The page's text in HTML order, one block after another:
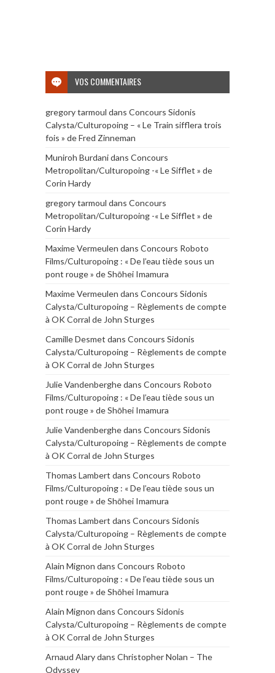
VOS COMMENTAIRES
gregory tarmoul dans Concours Sidonis
Calysta/Culturopoing – « Le Train sifflera trois
fois » de Fred Zinneman
Muniroh Burdanidans Concours
Metropolitan/Culturopoing -« Le Sifflet » de
Corin Hardy
gregory tarmoul dans Concours
Metropolitan/Culturopoing -« Le Sifflet » de
Corin Hardy
Maxime Vermeulen dans Concours Roboto
Films/Culturopoing : « De l’eau tiède sous un
pont rouge » de Shōhei Imamura
Maxime Vermeulen dans Concours Sidonis
Calysta/Culturopoing – Règlements de compte
à OK Corral de John Sturges
Camille Desmet dans Concours Sidonis
Calysta/Culturopoing – Règlements de compte
à OK Corral de John Sturges
Julie Vandenberghedans Concours Roboto
Films/Culturopoing : « De l’eau tiède sous un
pont rouge » de Shōhei Imamura
Julie Vandenberghedans Concours Sidonis
Calysta/Culturopoing – Règlements de compte
à OK Corral de John Sturges
Thomas Lambert dans Concours Roboto
Films/Culturopoing : « De l’eau tiède sous un
pont rouge » de Shōhei Imamura
Thomas Lambert dans Concours Sidonis
Calysta/Culturopoing – Règlements de compte
à OK Corral de John Sturges
Alain Mignon dans Concours Roboto
Films/Culturopoing : « De l’eau tiède sous un
pont rouge » de Shōhei Imamura
Alain Mignon dans Concours Sidonis
Calysta/Culturopoing – Règlements de compte
à OK Corral de John Sturges
Arnaud Alarydans Christopher Nolan – The
Odyssey